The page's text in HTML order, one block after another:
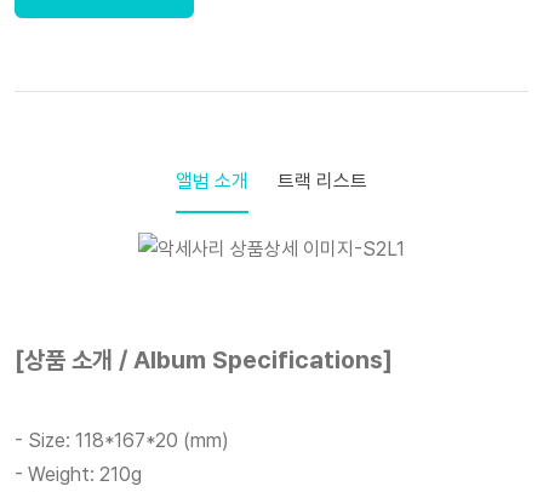
앨범 소개 트랙 리스트
[상품 소개 / Album Specifications]
- Size: 118*167*20 (mm)
- Weight: 210g